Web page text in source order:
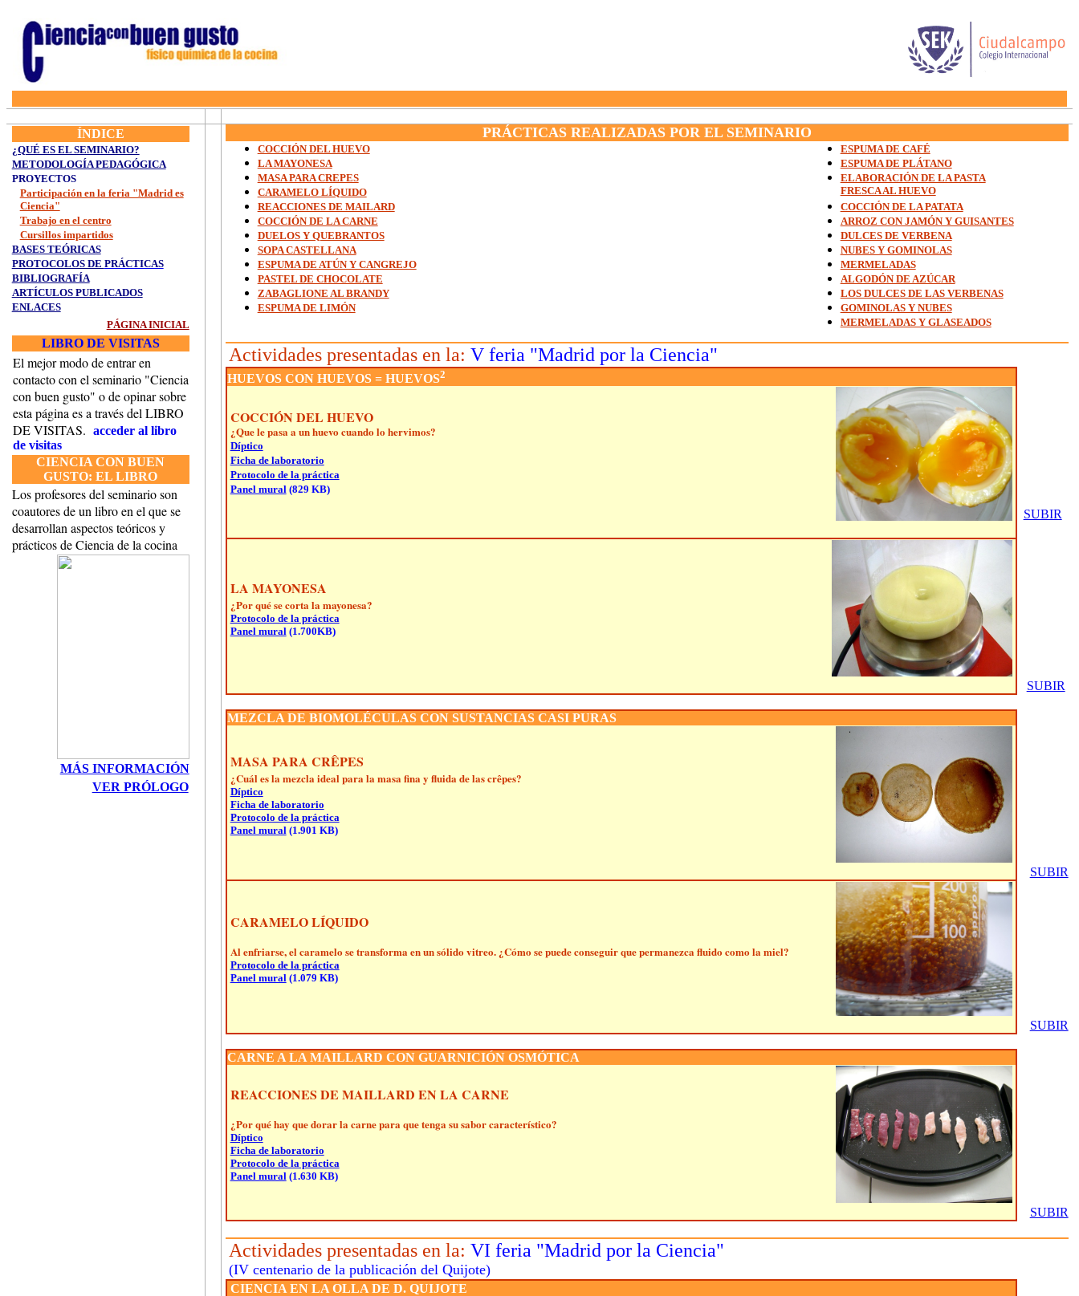
ÍNDICE
¿QUÉ ES EL SEMINARIO?
METODOLOGÍA PEDAGÓGICA
PROYECTOS
Participación en la feria "Madrid es
Ciencia"
Trabajo en el centro
Cursillos impartidos
BASES TEÓRICAS
PROTOCOLOS DE PRÁCTICAS
BIBLIOGRAFÍA
ARTÍCULOS PUBLICADOS
ENLACES
PÁGINA INICIAL
LIBRO DE VISITAS
El mejor modo de entrar en
contacto con el seminario "Ciencia
con buen gusto" o de opinar sobre
esta página es a través del LIBRO
DE VISITAS. acceder al libro
de visitas
CIENCIA CON BUEN
GUSTO:EL LIBRO
Los profesores del seminario son
coautores de un libro en el que se
desarrollan aspectos teóricos y
prácticos de Ciencia de la cocina
MÁS INFORMACIÓN
VER PRÓLOGO
PRÁCTICAS REALIZADAS POR EL SEMINARIO
COCCIÓN DEL HUEVO
LA MAYONESA
MASA PARA CREPES
CARAMELO LÍQUIDO
REACCIONES DE MAILARD
COCCIÓN DE LA CARNE
DUELOS Y QUEBRANTOS
SOPA CASTELLANA
ESPUMA DE ATÚN Y CANGREJO
PASTEL DE CHOCOLATE
ZABAGLIONE AL BRANDY
ESPUMA DE LIMÓN
ESPUMA DE CAFÉ
ESPUMA DE PLÁTANO
ELABORACIÓN DE LA PASTA
FRESCA AL HUEVO
COCCIÓN DE LA PATATA
ARROZ CON JAMÓN Y GUISANTES
DULCES DE VERBENA
NUBES Y GOMINOLAS
MERMELADAS
ALGODÓN DE AZÚCAR
LOS DULCES DE LAS VERBENAS
GOMINOLAS Y NUBES
MERMELADAS Y GLASEADOS
Actividades presentadas en la: V feria "Madrid por la Ciencia"
HUEVOS CON HUEVOS = HUEVOS2
COCCIÓN DEL HUEVO
¿Que le pasa a un huevo cuando lo hervimos?
Díptico
Ficha de laboratorio
Protocolo de la práctica
Panel mural(829 KB)
SUBIR
LA MAYONESA
¿Por qué se corta la mayonesa?
Protocolo de la práctica
Panel mural(1.700KB)
SUBIR
MEZCLA DE BIOMOLÉCULAS CON SUSTANCIAS CASI PURAS
MASA PARA CRÊPES
¿Cuál es la mezcla ideal para la masa fina y fluida de las crêpes?
Díptico
Ficha de laboratorio
Protocolo de la práctica
Panel mural(1.901 KB)
SUBIR
CARAMELO LÍQUIDO
Al enfriarse, el caramelo se transforma en un sólido vitreo. ¿Cómo se puede conseguir que permanezca fluido como la miel?
Protocolo de la práctica
Panel mural(1.079 KB)
SUBIR
CARNE A LA MAILLARD CON GUARNICIÓN OSMÓTICA
REACCIONES DE MAILLARD EN LA CARNE
¿Por qué hay que dorar la carne para que tenga su sabor característico?
Díptico
Ficha de laboratorio
Protocolo de la práctica
Panel mural(1.630 KB)
SUBIR
Actividades presentadas en la: VI feria "Madrid por la Ciencia"
(IV centenario de la publicación del Quijote)
CIENCIA EN LA OLLA DE D. QUIJOTE